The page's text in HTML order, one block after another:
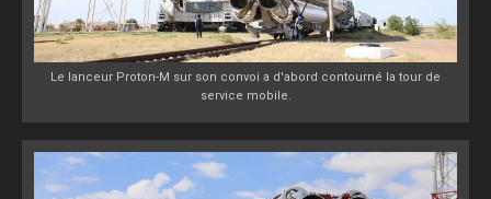
Le lanceur Proton-M sur son convoi a d'abord contourné la tour de
service mobile.